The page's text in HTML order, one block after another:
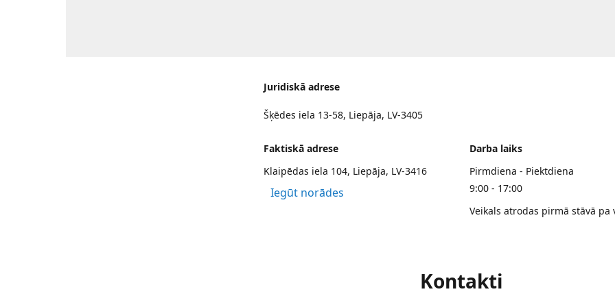
Juridiskā adrese
Šķēdes iela 13-58, Liepāja, LV-3405
Faktiskā adrese
Klaipēdas iela 104, Liepāja, LV-3416
Iegūt norādes
Darba laiks
Pirmdiena - Piektdiena
9:00 - 17:00
Veikals atrodas pirmā stāvā pa
Kontakti